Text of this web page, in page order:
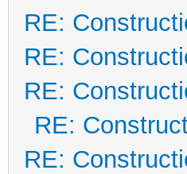
RE:
RE:
RE:
RE:
RE: